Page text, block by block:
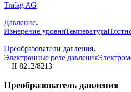
Trafag AG
—
Давление
Измерение уровняТемпература
—
Преобразователи давления
Электронные реле давления
—H 8212/8213
Преобразователь давления